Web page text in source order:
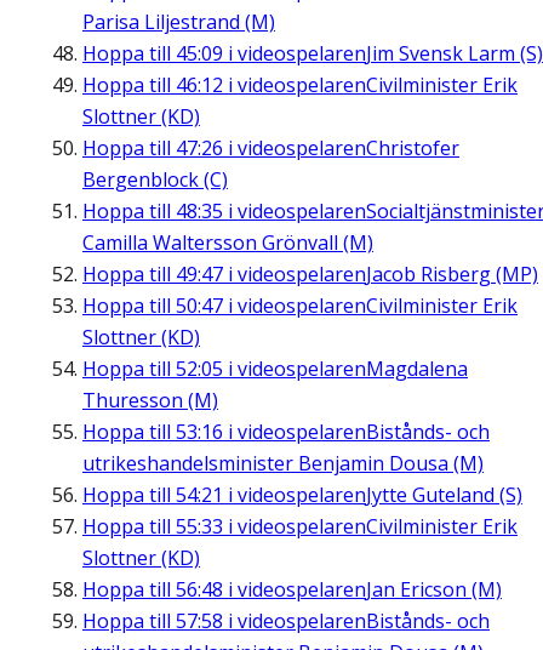
Parisa Liljestrand (M)
Hoppa till 45:09 i videospelarenJim Svensk Larm (S)
Hoppa till 46:12 i videospelarenCivilminister Erik
Slottner (KD)
Hoppa till 47:26 i videospelarenChristofer
Bergenblock (C)
Hoppa till 48:35 i videospelaren
Camilla Waltersson Grönvall (M)
Hoppa till 49:47 i videospelarenJacob Risberg (MP)
Hoppa till 50:47 i videospelarenCivilminister Erik
Slottner (KD)
Hoppa till 52:05 i videospelarenMagdalena
Thuresson (M)
Hoppa till 53:16 i videospelarenBistånds- och
utrikeshandelsminister Benjamin Dousa (M)
Hoppa till 54:21 i videospelarenJytte Guteland (S)
Hoppa till 55:33 i videospelarenCivilminister Erik
Slottner (KD)
Hoppa till 56:48 i videospelarenJan Ericson (M)
Hoppa till 57:58 i videospelarenBistånds- och